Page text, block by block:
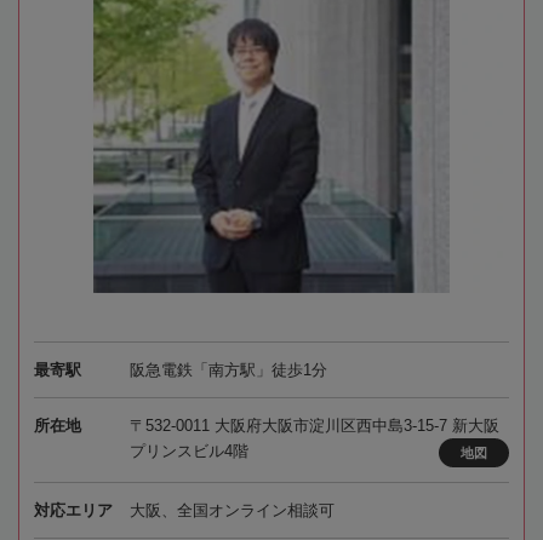
最寄駅 阪急電鉄「南方駅」徒歩1分
所在地
〒532-0011 大阪府大阪市淀川区西中島3-15-7 新大阪
プリンスビル4階
地図
対応エリア 大阪、全国オンライン相談可